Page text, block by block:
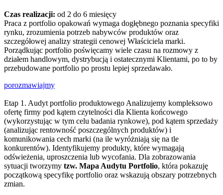
Czas realizacji: od 2 do 6 miesięcy
Praca z portfolio opakowań wymaga dogłębnego poznania specyfiki
rynku, zrozumienia potrzeb nabywców produktów oraz
szczegółowej analizy strategii cenowej Właściciela marki.
Porządkując portfolio poświęcamy wiele czasu na rozmowy z
działem handlowym, dystrybucją i ostatecznymi Klientami, po to by
przebudowane portfolio po prostu lepiej sprzedawało.
porozmawiajmy
Etap 1. Audyt portfolio produktowego Analizujemy kompleksowo
ofertę firmy pod kątem czytelności dla Klienta końcowego
(wykorzystując w tym celu badania rynkowe), pod kątem sprzedaży
(analizując rentowność poszczególnych produktów) i
komunikowania cech marki (na ile wyróżniają się na tle
konkurentów). Identyfikujemy produkty, które wymagają
odświeżenia, uproszczenia lub wycofania. Dla zobrazowania
sytuacji tworzymy tzw. Mapa Audytu Portfolio, która pokazuję
początkową specyfikę portfolio oraz wskazują obszary potrzebnych
zmian.